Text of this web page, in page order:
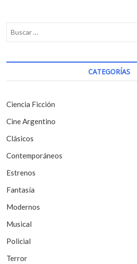
g
a
i
ó
n
e
e
n
t
r
a
d
a
s
p
s
:
CATEGORÍAS
Ciencia Ficción
Cine Argentino
Clásicos
Contemporáneos
Estrenos
Fantasía
Modernos
Musical
Policial
Terror